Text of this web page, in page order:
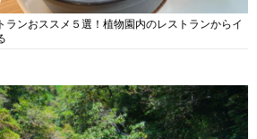
ランおススメ５選！植物園内のレストランからイ